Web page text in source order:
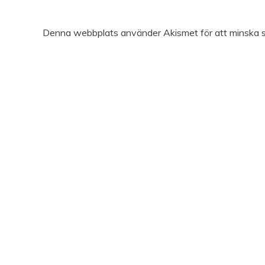
Denna webbplats använder Akismet för att minska